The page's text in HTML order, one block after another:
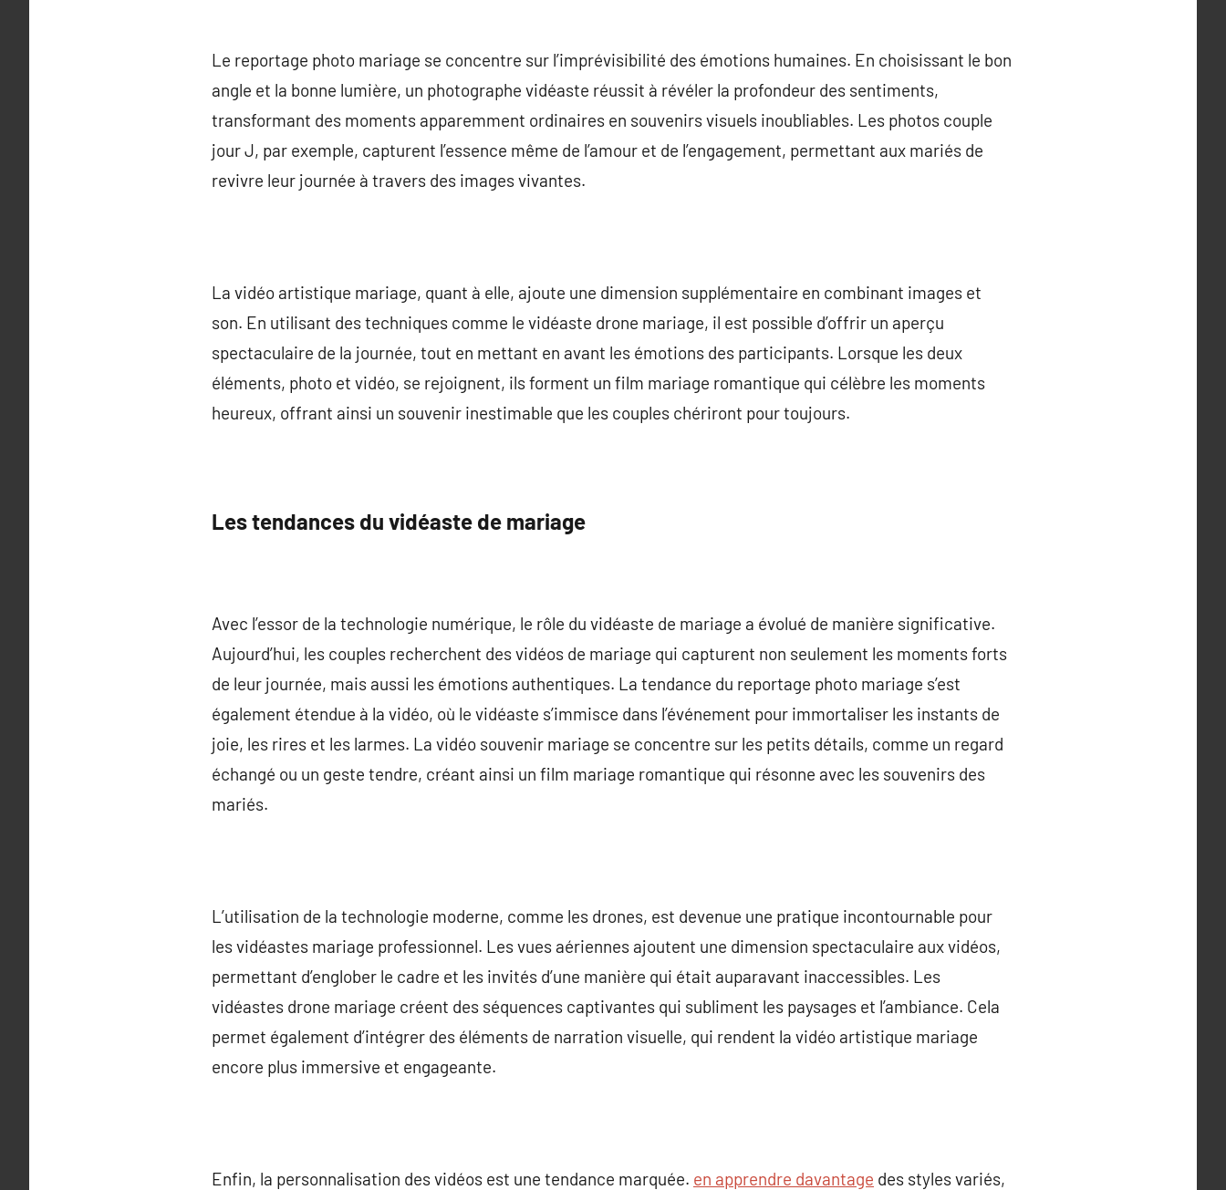
Le reportage photo mariage se concentre sur l’imprévisibilité des émotions humaines. En choisissant le bon
angle et la bonne lumière, un photographe vidéaste réussit à révéler la profondeur des sentiments,
transformant des moments apparemment ordinaires en souvenirs visuels inoubliables. Les photos couple
jour J, par exemple, capturent l’essence même de l’amour et de l’engagement, permettant aux mariés de
revivre leur journée à travers des images vivantes.
La vidéo artistique mariage, quant à elle, ajoute une dimension supplémentaire en combinant images et
son. En utilisant des techniques comme le vidéaste drone mariage, il est possible d’offrir un aperçu
spectaculaire de la journée, tout en mettant en avant les émotions des participants. Lorsque les deux
éléments, photo et vidéo, se rejoignent, ils forment un film mariage romantique qui célèbre les moments
heureux, offrant ainsi un souvenir inestimable que les couples chériront pour toujours.
Les tendances du vidéaste de mariage
Avec l’essor de la technologie numérique, le rôle du vidéaste de mariage a évolué de manière significative.
Aujourd’hui, les couples recherchent des vidéos de mariage qui capturent non seulement les moments forts
de leur journée, mais aussi les émotions authentiques. La tendance du reportage photo mariage s’est
également étendue à la vidéo, où le vidéaste s’immisce dans l’événement pour immortaliser les instants de
joie, les rires et les larmes. La vidéo souvenir mariage se concentre sur les petits détails, comme un regard
échangé ou un geste tendre, créant ainsi un film mariage romantique qui résonne avec les souvenirs des
mariés.
L’utilisation de la technologie moderne, comme les drones, est devenue une pratique incontournable pour
les vidéastes mariage professionnel. Les vues aériennes ajoutent une dimension spectaculaire aux vidéos,
permettant d’englober le cadre et les invités d’une manière qui était auparavant inaccessibles. Les
vidéastes drone mariage créent des séquences captivantes qui subliment les paysages et l’ambiance. Cela
permet également d’intégrer des éléments de narration visuelle, qui rendent la vidéo artistique mariage
encore plus immersive et engageante.
Enfin, la personnalisation des vidéos est une tendance marquée. en apprendre davantage des styles variés,